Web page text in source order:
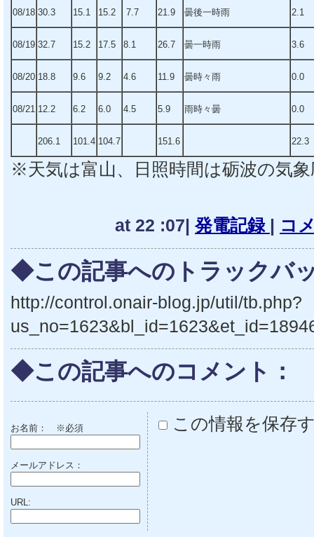
08/18 30.3 15.1 15.2 7.7 21.9 曇後一時雨 2.1
08/19 32.7 15.2 17.5 8.1 26.7 曇一時雨 3.6
08/20 18.8 9.6 9.2 4.6 11.9 曇時々雨 0.0
08/21 12.2 6.2 6.0 4.5 5.9 雨時々曇 0.0
206.1 101.4 104.7 151.6 22.3
※天気は富山、日照時間は砺波の気
at 22 :07| 発電記録 | コ
◆この記事へのトラックバ
http://control.onair-blog.jp/util/tb.php?
◆この記事へのコメント：
お名前： ※必須
メールアドレス：
URL:
この情報を保存